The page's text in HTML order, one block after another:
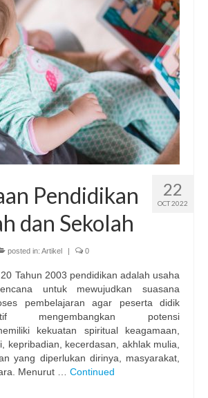
Gratis
di Jogja
22
OCT 2022
Pendidikan
dan Sekolah
posted in: Artikel | 0
Tahun 2003 pendidikan adalah usaha
untuk mewujudkan suasana
pembelajaran agar peserta didik
mengembangkan potensi
kekuatan spiritual keagamaan,
kepribadian, kecerdasan, akhlak mulia,
yang diperlukan dirinya, masyarakat,
Menurut … Continued